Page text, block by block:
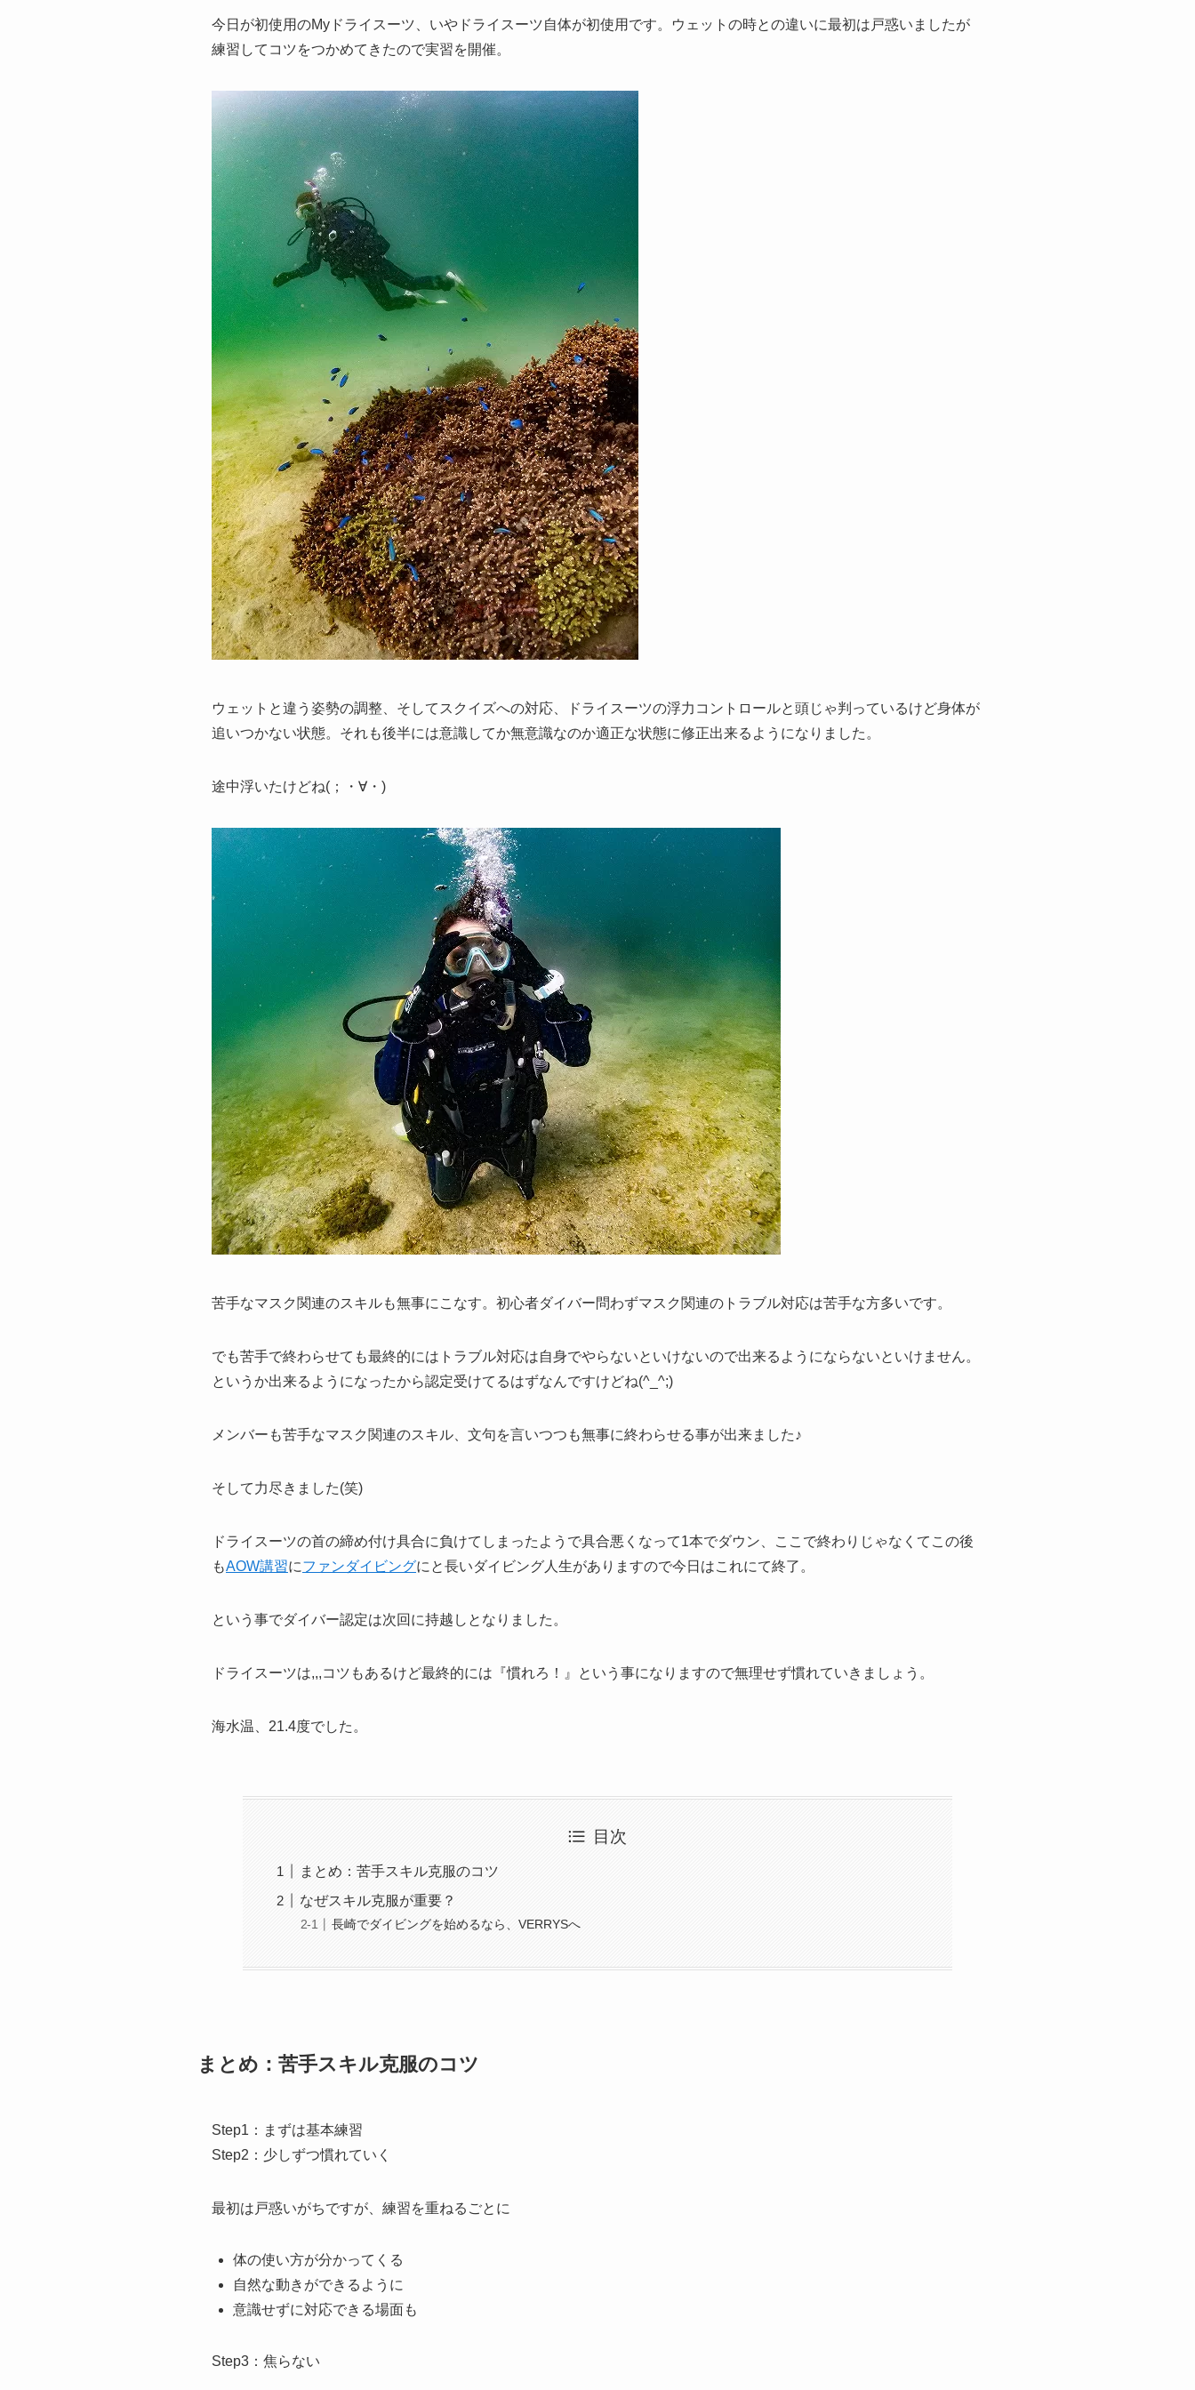
今日が初使用のMyドライスーツ、いやドライスーツ自体が初使用です。ウェットの時との違いに最初は戸惑いましたが
練習してコツをつかめてきたので実習を開催。
ウェットと違う姿勢の調整、そしてスクイズへの対応、ドライスーツの浮力コントロールと頭じゃ判っているけど身体が
追いつかない状態。それも後半には意識してか無意識なのか適正な状態に修正出来るようになりました。
途中浮いたけどね(；・∀・)
苦手なマスク関連のスキルも無事にこなす。初心者ダイバー問わずマスク関連のトラブル対応は苦手な方多いです。
でも苦手で終わらせても最終的にはトラブル対応は自身でやらないといけないので出来るようにならないといけません。
というか出来るようになったから認定受けてるはずなんですけどね(^_^;)
メンバーも苦手なマスク関連のスキル、文句を言いつつも無事に終わらせる事が出来ました♪
そして力尽きました(笑)
ドライスーツの首の締め付け具合に負けてしまったようで具合悪くなって1本でダウン、ここで終わりじゃなくてこの後
もAOW講習にファンダイビングにと長いダイビング人生がありますので今日はこれにて終了。
という事でダイバー認定は次回に持越しとなりました。
ドライスーツは,,,コツもあるけど最終的には『慣れろ！』という事になりますので無理せず慣れていきましょう。
海水温、21.4度でした。
目次
まとめ：苦手スキル克服のコツ
なぜスキル克服が重要？
長崎でダイビングを始めるなら、VERRYSへ
まとめ：苦手スキル克服のコツ
Step1：まずは基本練習
Step2：少しずつ慣れていく
最初は戸惑いがちですが、練習を重ねるごとに
体の使い方が分かってくる
自然な動きができるように
意識せずに対応できる場面も
Step3：焦らない